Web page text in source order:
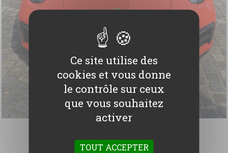
Ce site utilise des
cookies et vous donne
le contrôle sur ceux
que vous souhaitez
activer
TOUT ACCEPTER